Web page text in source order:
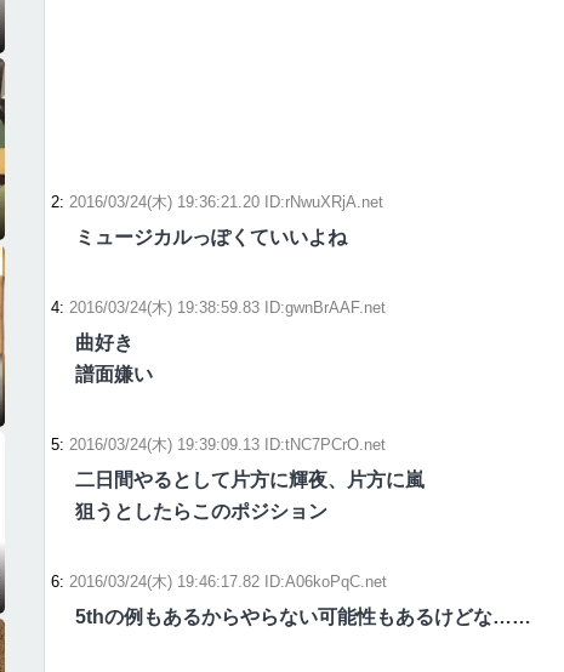
2: 2016/03/24(木) 19:36:21.20 ID:rNwuXRjA.net
ミュージカルっぽくていいよね
4: 2016/03/24(木) 19:38:59.83 ID:gwnBrAAF.net
曲好き
譜面嫌い
5: 2016/03/24(木) 19:39:09.13 ID:tNC7PCrO.net
二日間やるとして片方に輝夜、片方に嵐
狙うとしたらこのポジション
6: 2016/03/24(木) 19:46:17.82 ID:A06koPqC.net
5thの例もあるからやらない可能性もあるけどな……